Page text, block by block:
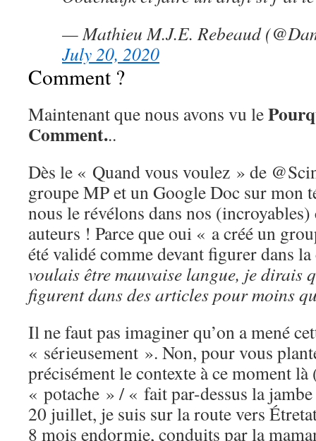
— Mathieu M.J.E. Rebeaud
July 20, 2020
Comment ?
Maintenant que nous avons vu le
Comment...
Dès le « Quand vous voulez » de
groupe MP et un Google Doc sur mon
nous le révélons dans nos
auteurs ! Parce que oui « a créé un
été validé comme devant figurer dans
voulais être mauvaise langue, je dirais
figurent dans des articles pour moins
Il ne faut pas imaginer qu’on a mené
« sérieusement ». Non, pour vous
précisément le contexte à ce moment
« potache » / « fait par-dessus la
20 juillet, je suis sur la route vers
8 mois endormie, conduits par la